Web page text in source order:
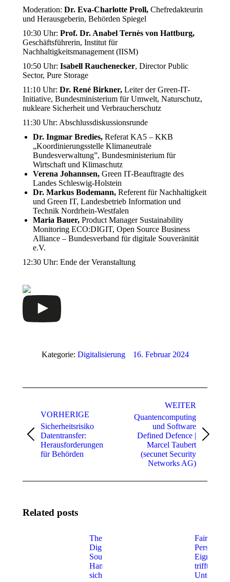
Moderation: Dr. Eva-Charlotte Proll, Chefredakteurin
und Herausgeberin, Behörden Spiegel
10:30 Uhr: Prof. Dr. Anabel Ternès von Hattburg,
Geschäftsführerin, Institut für
Nachhaltigkeitsmanagement (IISM)
10:50 Uhr: Isabell Rauchenecker, Director Public
Sector, Pure Storage
11:10 Uhr: Dr. René Birkner, Leiter der Green-IT-
Initiative, Bundesministerium für Umwelt, Naturschutz,
nukleare Sicherheit und Verbraucherschutz
11:30 Uhr: Abschlussdiskussionsrunde
Dr. Ingmar Bredies, Referat KA5 – KKB
„Koordinierungsstelle Klimaneutrale
Bundesverwaltung”, Bundesministerium für
Wirtschaft und Klimaschutz
Verena Johannsen, Green IT-Beauftragte des
Landes Schleswig-Holstein
Dr. Markus Bodemann, Referent für Nachhaltigkeit
und Green IT, Landesbetrieb Information und
Technik Nordrhein-Westfalen
Maria Bauer, Product Manager Sustainability
Monitoring ECO:DIGIT, Open Source Business
Alliance – Bundesverband für digitale Souveränität
e.V.
12:30 Uhr: Ende der Veranstaltung
Kategorie: Digitalisierung 16. Februar 2024
VORHERIGE
Vorheriger
Beitrag:
Sicherheitsrisiko
Datentransfer:
Herausforderungen
für Behörden
WEITER
Nächster
Beitrag:
Quantencomputing
und Software
Defined Defence |
Marcel Taubert
(secunet Security
Networks AG)
Related posts
Thementag
Digitale
Souveränität –
Handlungsfähigkeit
sichern in einer
Fairness
trifft